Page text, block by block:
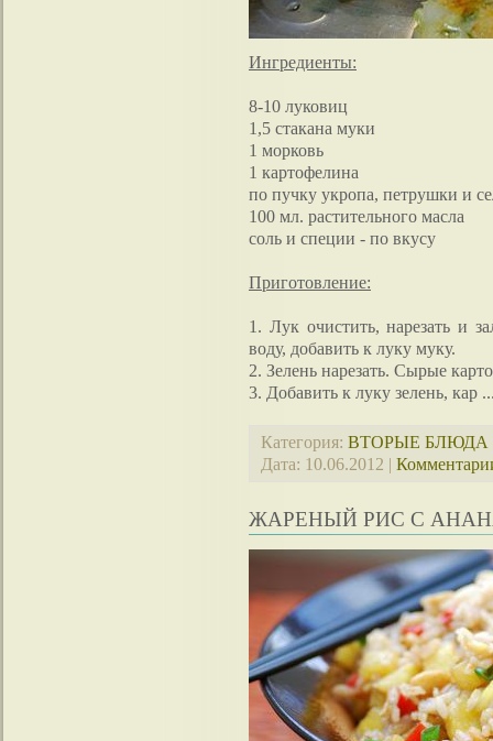
Ингредиенты:
8-10 луковиц
1,5 стакана муки
1 морковь
1 картофелина
по пучку укропа, петрушки и
100 мл. растительного масла
соль и специи - по вкусу
Приготовление:
1. Лук очистить, нарезать и
воду, добавить к луку муку.
2. Зелень нарезать. Сырые
3. Добавить к луку зелень, кар
Категория: ВТОРЫЕ БЛЮДА
Дата: 10.06.2012 |
ЖАРЕНЫЙ РИС С